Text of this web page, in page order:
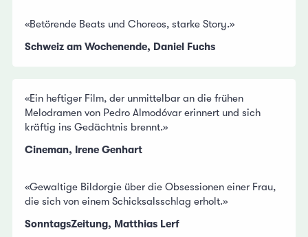
«Betörende Beats und Choreos, starke Story.»
Schweiz am Wochenende, Daniel Fuchs
«Ein heftiger Film, der unmittelbar an die frühen
Melodramen von Pedro Almodóvar erinnert und sich
kräftig ins Gedächtnis brennt.»
Cineman, Irene Genhart
«Gewaltige Bildorgie über die Obsessionen einer Frau,
die sich von einem Schicksalsschlag erholt.»
SonntagsZeitung, Matthias Lerf